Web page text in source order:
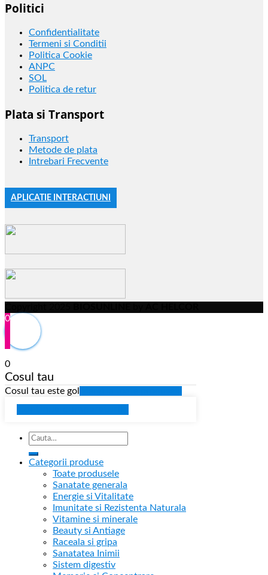
Politici
Confidentialitate
Termeni si Conditii
Politica Cookie
ANPC
SOL
Politica de retur
Plata si Transport
Transport
Metode de plata
Intrebari Frecvente
APLICATIE INTERACTIUNI
0
0
Cosul tau
Cosul tau este gol
Categorii produse
Toate produsele
Sanatate generala
Energie si Vitalitate
Imunitate si Rezistenta Naturala
Vitamine si minerale
Beauty si Antiage
Raceala si gripa
Sanatatea Inimii
Sistem digestiv